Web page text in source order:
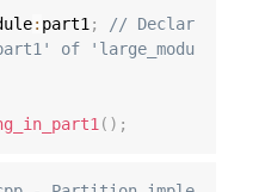
: part1 ;
// Declar
of 'large_modu
( ) ;